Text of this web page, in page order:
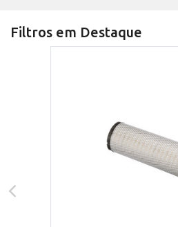
Filtros em Destaque